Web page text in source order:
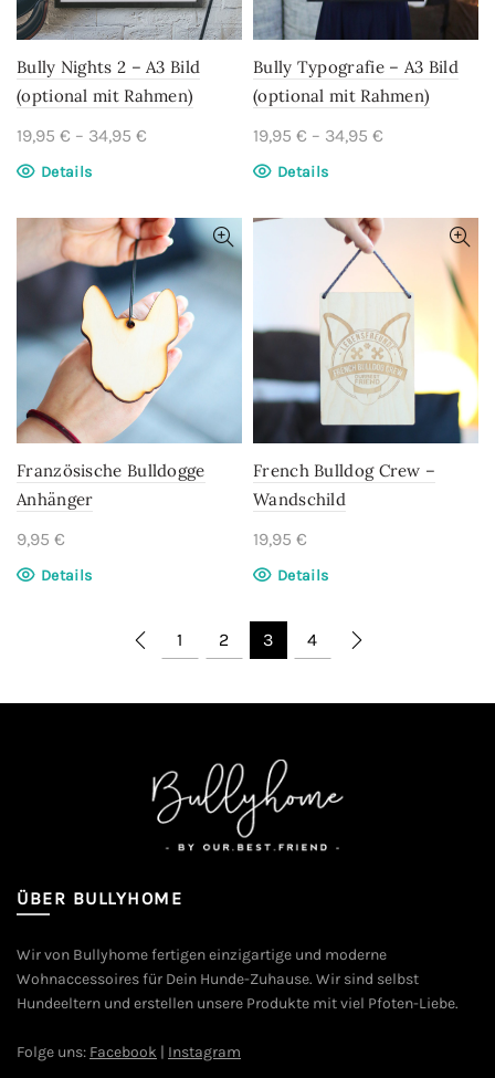
gewählt
werden
Bully Nights 2 – A3 Bild
(optional mit Rahmen)
19,95 € – 34,95 €
DetailsDieses
weist
mehrere
Varianten
auf.
Die
Optionen
können
auf
Produktseite
gewählt
werden
Bully Typografie – A3 Bild
(optional mit Rahmen)
19,95 € – 34,95 €
DetailsDieses
weist
mehrere
Varianten
auf.
Die
Optionen
können
auf
gewählt
werden
Französische Bulldogge
Anhänger
9,95 €
Details
French Bulldog Crew –
Wandschild
19,95 €
Details
1 2 3 4
ÜBER BULLYHOME
Wir von Bullyhome fertigen einzigartige und moderne
Wohnaccessoires für Dein Hunde-Zuhause. Wir sind selbst
Hundeeltern und erstellen unsere Produkte mit viel Pfoten-Liebe.
Folge uns: Facebook | Instagram